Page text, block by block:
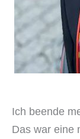
Ich beende
Das war eine